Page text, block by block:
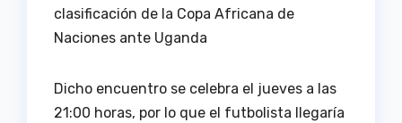
clasificación de la Copa Africana de
Naciones ante Uganda
Dicho encuentro se celebra el jueves a las
21:00 horas, por lo que el futbolista llegaría